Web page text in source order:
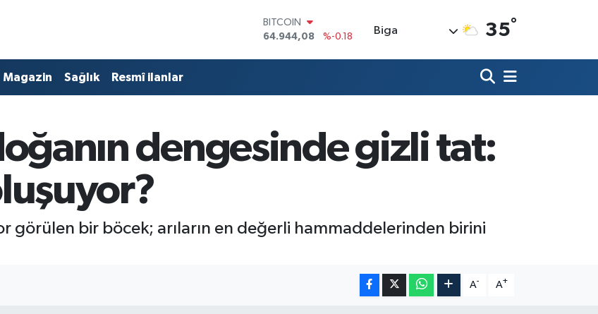
DOLAR
47,7436
%0.18
64,4811
%0.38
BİST100
13.779
%-14
BITCOIN
Biga 35°
Magazin Sağlık Resmî ilanlar
dengesinde gizli tat:
görülen bir böcek; arıların en değerli hammaddelerinden birini
A- A+